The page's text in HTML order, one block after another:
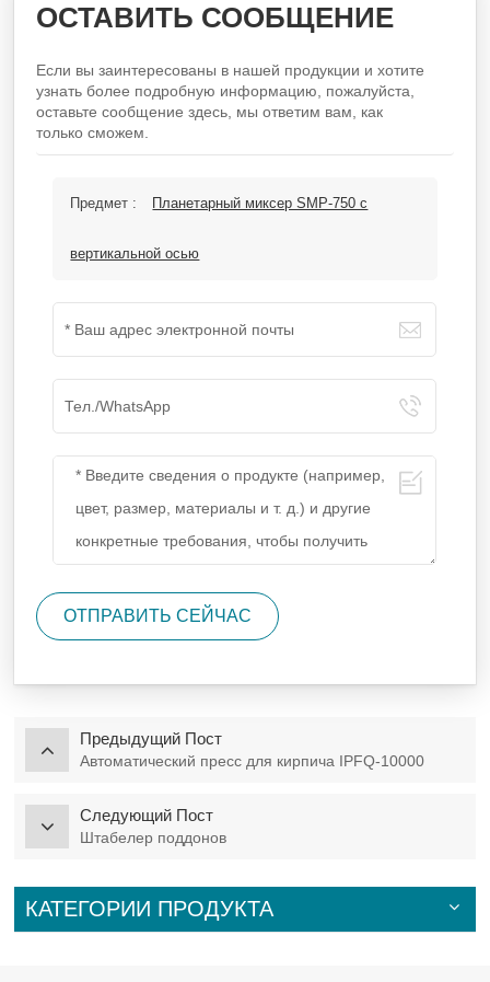
ОСТАВИТЬ СООБЩЕНИЕ
Если вы заинтересованы в нашей продукции и хотите
узнать более подробную информацию, пожалуйста,
оставьте сообщение здесь, мы ответим вам, как
только сможем.
Предмет : Планетарный миксер SMP-750 с
вертикальной осью
ОТПРАВИТЬ СЕЙЧАС
Предыдущий Пост
Автоматический пресс для кирпича IPFQ-10000
Следующий Пост
Штабелер поддонов
КАТЕГОРИИ ПРОДУКТА